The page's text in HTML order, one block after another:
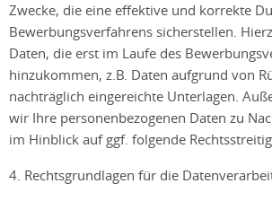
Zwecke, die eine effektive und korrekte
Bewerbungsverfahrens sicherstellen.
Daten, die erst im Laufe des
hinzukommen, z.B. Daten aufgrund von
nachträglich eingereichte Unterlagen.
wir Ihre personenbezogenen Daten zu
im Hinblick auf ggf. folgende
4. Rechtsgrundlagen für die